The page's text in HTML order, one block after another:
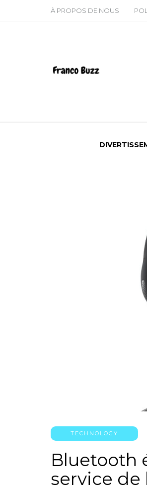
À PROPOS DE NOUS
TECHNOLOGY
Bluetooth
service de